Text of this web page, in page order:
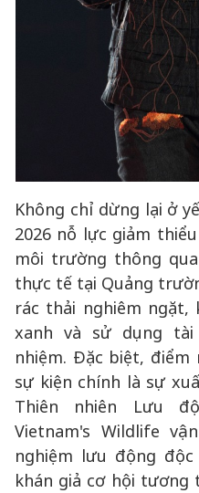
Không chỉ dừng lại ở
2026 nỗ lực giảm
môi trường thông
thực tế tại Quảng
rác thải nghiêm ngặt,
xanh và sử dụng
nhiệm. Đặc biệt, điểm
sự kiện chính là sự
Thiên nhiên Lưu
Vietnam's Wildlife
nghiệm lưu động
khán giả cơ hội